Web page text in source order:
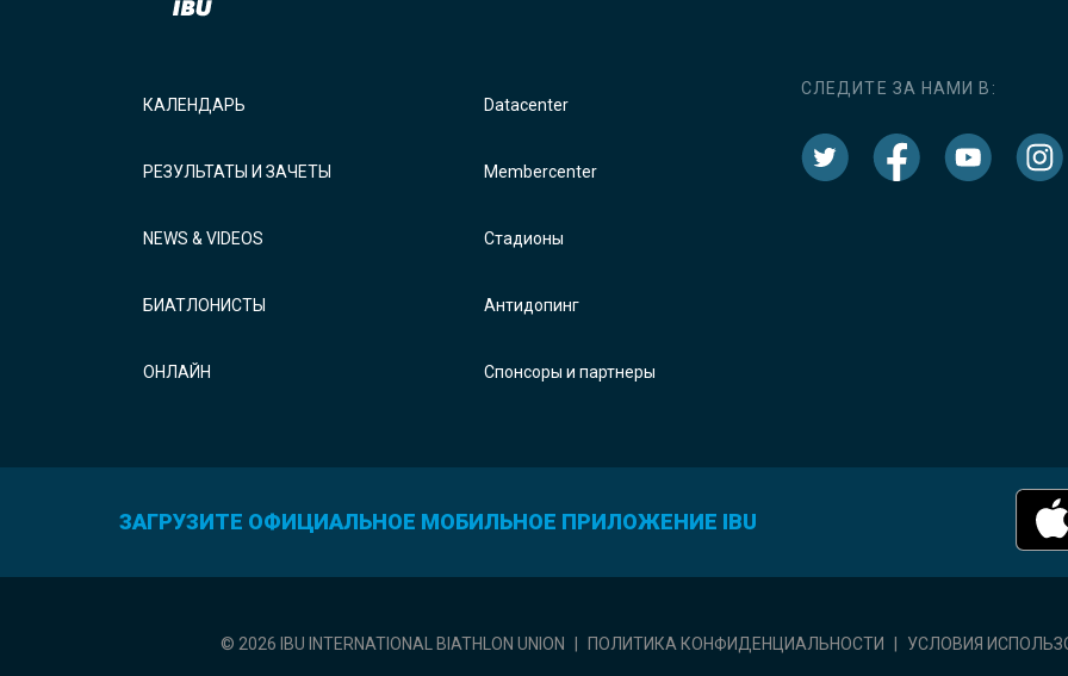
КАЛЕНДАРЬ
РЕЗУЛЬТАТЫ И ЗАЧЕТЫ
NEWS & VIDEOS
БИАТЛОНИСТЫ
ОНЛАЙН
Datacenter
Membercenter
Стадионы
Антидопинг
Спонсоры и партнеры
СЛЕДИТЕ ЗА НАМИ В:
ЗАГРУЗИТЕ ОФИЦИАЛЬНОЕ МОБИЛЬНОЕ ПРИЛОЖЕНИЕ IBU
© 2026 IBU INTERNATIONAL BIATHLON UNION ПОЛИТИКА КОНФИДЕНЦИАЛЬНОСТИ УСЛОВИЯ